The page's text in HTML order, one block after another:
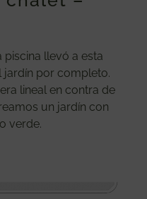
llevó a esta
jardín por completo.
lineal en contra de
un jardín con
verde.